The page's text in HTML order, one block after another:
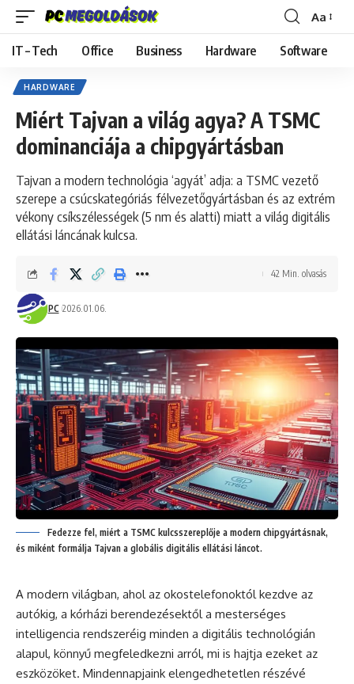
Font
Resizer
Aa
IT – Tech Office Business Hardware Software
HARDWARE
Miért Tajvan a világ agya? A TSMC
dominanciája a chipgyártásban
Tajvan a modern technológia ‘agyát’ adja: a TSMC vezető
szerepe a csúcskategóriás félvezetőgyártásban és az extrém
vékony csíkszélességek (5 nm és alatti) miatt a világ digitális
ellátási láncának kulcsa.
PC 2026.01.06.
42 Min. olvasás
Fedezze fel, miért a TSMC kulcsszereplője a modern chipgyártásnak,
és miként formálja Tajvan a globális digitális ellátási láncot.
A modern világban, ahol az okostelefonoktól kezdve az
autókig, a kórházi berendezésektől a mesterséges
intelligencia rendszeréig minden a digitális technológián
alapul, könnyű megfeledkezni arról, mi is hajtja ezeket az
eszközöket. Mindennapjaink elengedhetetlen részévé